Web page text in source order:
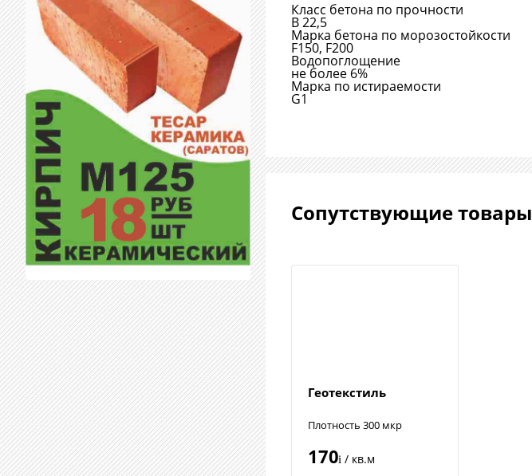
Класс бетона по прочности
В 22,5
Марка бетона по морозостойкости
F150, F200
Водопоглощение
не более 6%
Марка по истираемости
G1
Сопутствующие товары
Геотекстиль
Плотность 300 мкр
170i/ кв.м